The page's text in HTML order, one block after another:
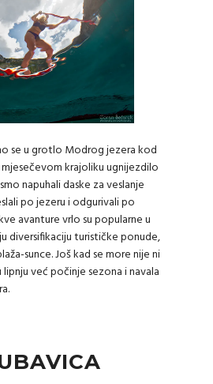
se u grotlo Modrog jezera kod
krajoliku ugnijezdilo
napuhali daske za veslanje
po jezeru i odgurivali po
avanture vrlo su popularne u
diversifikaciju turističke ponude,
sunce. Još kad se more nije ni
već počinje sezona i navala